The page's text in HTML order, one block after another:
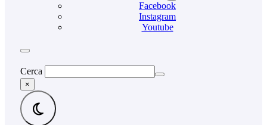
Facebook
Instagram
Youtube
Cerca
×